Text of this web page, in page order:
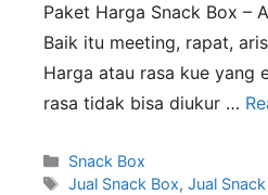
Paket Harga Snack Box –
Baik itu meeting, rapat,
Harga atau rasa kue yang
rasa tidak bisa diukur …
Snack Box
Jual Snack Box,Jual